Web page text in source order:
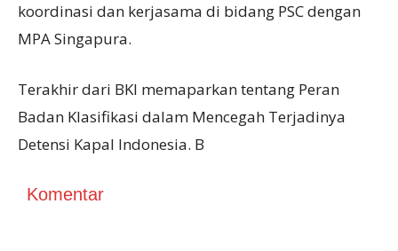
koordinasi dan kerjasama di bidang PSC dengan
MPA Singapura.
Terakhir dari BKI memaparkan tentang Peran
Badan Klasifikasi dalam Mencegah Terjadinya
Detensi Kapal Indonesia. B
Komentar